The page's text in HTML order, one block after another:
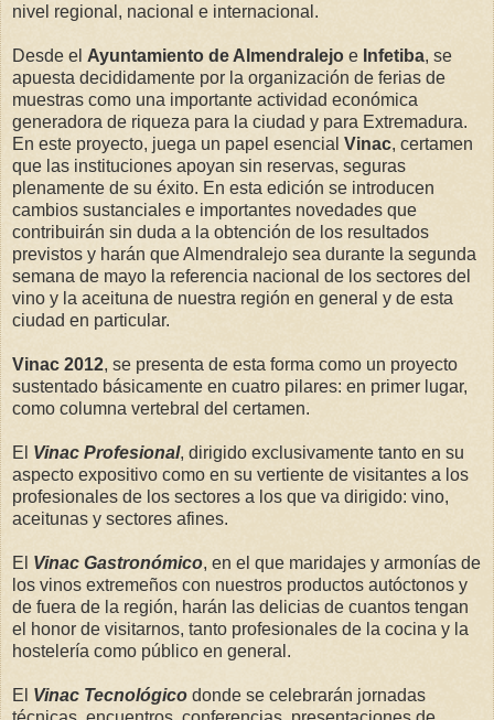
nivel regional, nacional e internacional.
Desde el Ayuntamiento de Almendralejo e Infetiba, se
apuesta decididamente por la organización de ferias de
muestras como una importante actividad económica
generadora de riqueza para la ciudad y para Extremadura.
En este proyecto, juega un papel esencial Vinac, certamen
que las instituciones apoyan sin reservas, seguras
plenamente de su éxito. En esta edición se introducen
cambios sustanciales e importantes novedades que
contribuirán sin duda a la obtención de los resultados
previstos y harán que Almendralejo sea durante la segunda
semana de mayo la referencia nacional de los sectores del
vino y la aceituna de nuestra región en general y de esta
ciudad en particular.
Vinac 2012, se presenta de esta forma como un proyecto
sustentado básicamente en cuatro pilares: en primer lugar,
como columna vertebral del certamen.
El Vinac Profesional, dirigido exclusivamente tanto en su
aspecto expositivo como en su vertiente de visitantes a los
profesionales de los sectores a los que va dirigido: vino,
aceitunas y sectores afines.
El Vinac Gastronómico, en el que maridajes y armonías de
los vinos extremeños con nuestros productos autóctonos y
de fuera de la región, harán las delicias de cuantos tengan
el honor de visitarnos, tanto profesionales de la cocina y la
hostelería como público en general.
El Vinac Tecnológico donde se celebrarán jornadas